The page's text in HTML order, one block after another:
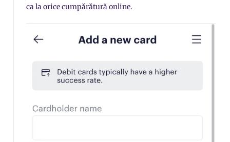
ca la orice cumpărătură online.